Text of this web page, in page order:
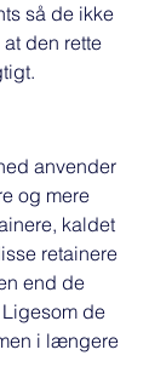
så de ikke
den rette
anvender
og mere
kaldet
retainere
end de
de
i længere